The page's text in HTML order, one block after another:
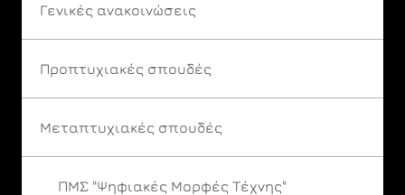
Γενικές ανακοινώσεις
Προπτυχιακές σπουδές
Μεταπτυχιακές σπουδές
ΠΜΣ "Ψηφιακές Μορφές Τέχνης"